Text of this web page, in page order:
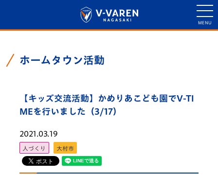
ホームタウン活動
【キッズ交流活動】かめりあこども園でV-TI
MEを行いました（3/17）
2021.03.19
人づくり 大村市